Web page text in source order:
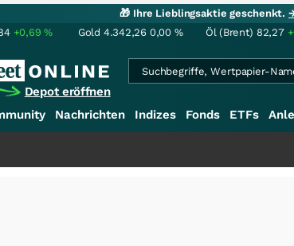
🎁 Ihre Lieblingsaktie geschenkt.
+0,69% Gold 4.342,26 0,00 % Öl (Brent) 82,27
Depot eröffnen
Nachrichten Indizes Fonds ETFs